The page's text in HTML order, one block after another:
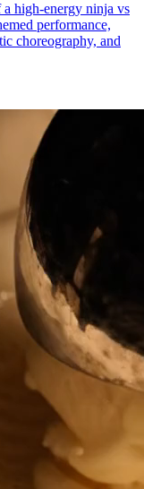
high-energy ninja vs
performance,
choreography, and